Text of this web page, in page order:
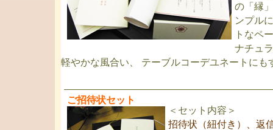
の「縁
ンプル
トなペ
ナチュ
軽やかな風合い、 テーブルコーデユネートにも
ご招待状セット
＜セット内容＞
招待状（紐付き）、返